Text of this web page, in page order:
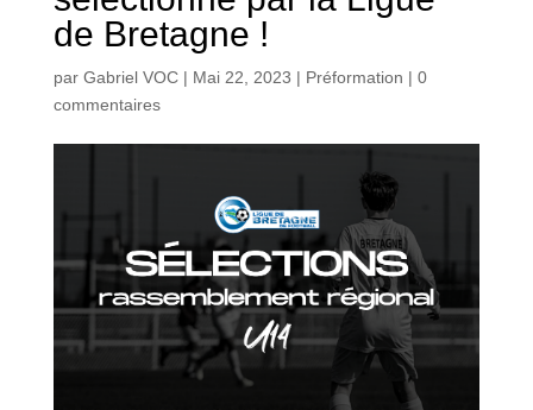
de Bretagne !
par Gabriel VOC| Mai 22, 2023 | Préformation | 0
commentaires